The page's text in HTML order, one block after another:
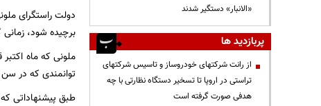
برچیده شود،
توانمندی که در سن
«الانبار» دستگیر شدند
پربازدید ها
از رانت‌ شرکتهای خودروساز و تاسیس شرکتهای
تراستی در اروپا تا تسخیر دستگاه نظارتی با چه
هدفی صورت گرفته است